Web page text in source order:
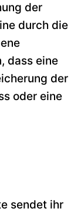
der
durch die
dass eine
der
oder eine
sendet ihr